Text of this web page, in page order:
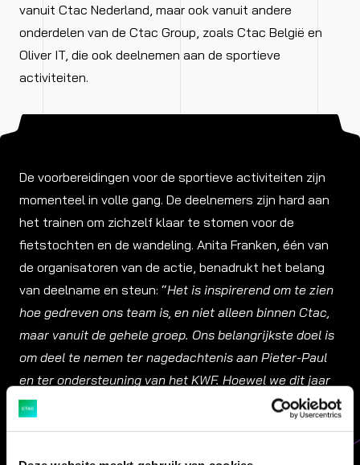
vanuit Ctac Nederland, maar ook vanuit andere
onderdelen van de Ctac Group, zoals Ctac België en
Oliver IT, die ook deelnemen aan de sportieve
activiteiten.
De voorbereidingen voor de sportieve activiteiten zijn
momenteel in volle gang. De deelnemers zijn hard aan
het trainen om zichzelf klaar te stomen voor de
fietstochten en de wandeling. Anita Franken, één van
de organisatoren van de actie, benadrukt het belang
van deelname en steun: “Het is inspirerend om te zien
hoe gedreven ons team is, en niet alleen binnen Ctac,
maar vanuit de gehele groep. Ons belangrijkste doel is
om deel te nemen ter nagedachtenis aan Pieter-Paul
en ter ondersteuning van het KWF. Hoewel we dit jaar
zelf niet kunnen deelnemen aan de Alpe d’HuZes,